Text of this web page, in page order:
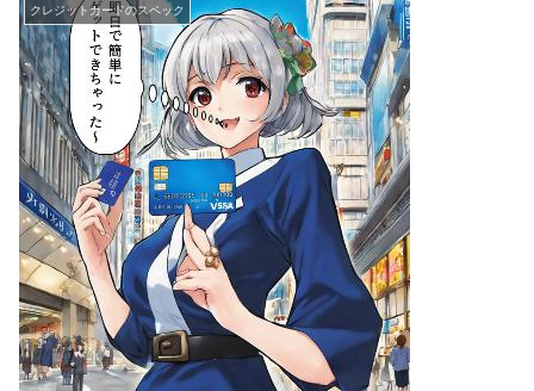
クレジットカードのスペック